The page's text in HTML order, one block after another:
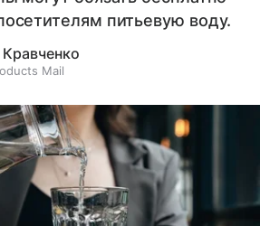
питьевую воду.
Mail